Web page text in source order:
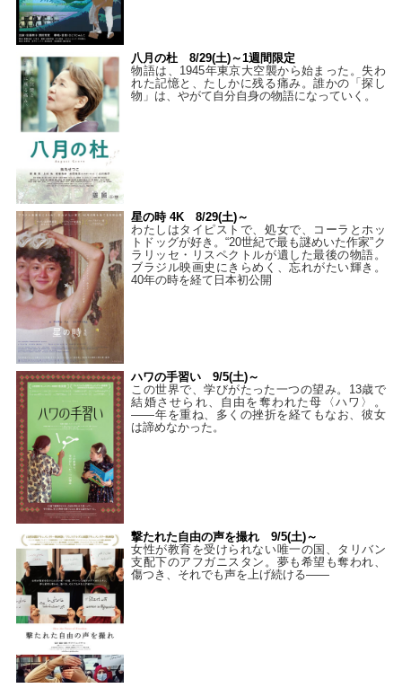
八月の杜 8/29(土)～1週間限定
物語は、1945年東京大空襲から始まった。失わ
れた記憶と、たしかに残る痛み。誰かの「探し
物」は、やがて自分自身の物語になっていく。
星の時 4K 8/29(土)～
わたしはタイピストで、処⼥で、コーラとホッ
トドッグが好き。“20世紀で最も謎めいた作家”ク
ラリッセ・リスペクトルが遺した最後の物語。
ブラジル映画史にきらめく、忘れがたい輝き。
40年の時を経て⽇本初公開
ハワの手習い 9/5(土)～
この世界で、学びがたった一つの望み。13歳で
結婚させられ、自由を奪われた母〈ハワ〉。
——年を重ね、多くの挫折を経てもなお、彼女
は諦めなかった。
撃たれた自由の声を撮れ 9/5(土)～
女性が教育を受けられない唯一の国、タリバン
支配下のアフガニスタン。夢も希望も奪われ、
傷つき、それでも声を上げ続ける——